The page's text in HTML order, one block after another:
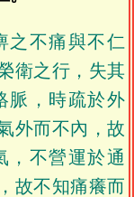
之不痛與不仁
衛之行，失其
脈，時疏於外
外而不內，故
，不營運於通
故不知痛癢而